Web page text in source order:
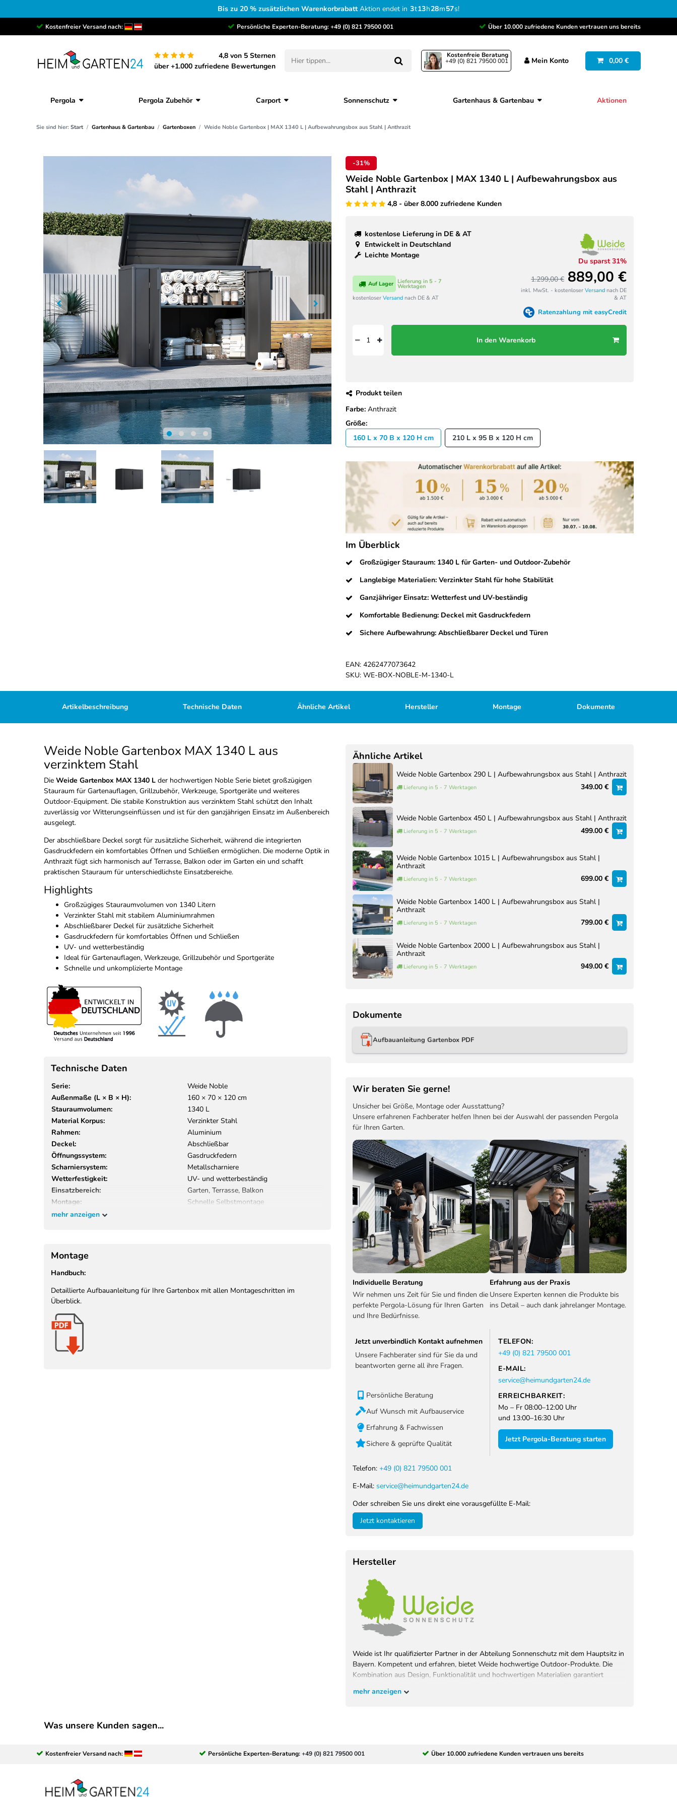
Bis zu 20 % zusätzlichen WarenkorbrabattAktion endet in 3t13h28m56s!
Kostenfreier Versand nach: Persönliche Experten-Beratung:+49 (0) 821 79500 001 Über 10.000 zufriedene Kunden vertrauen uns bereits
4,8 von 5 Sternen
über +1.000 zufriedene Bewertungen
Kostenfreie Beratung
+49 (0) 821 79500 001 Mein Konto 0,00 €
Pergola Pergola Zubehör Carport Sonnenschutz Gartenhaus & Gartenbau Aktionen
Sie sind hier: Start Gartenhaus & Gartenbau Gartenboxen Weide Noble Gartenbox | MAX 1340 L | Aufbewahrungsbox aus Stahl | Anthrazit
-31%
Weide Noble Gartenbox | MAX 1340 L | Aufbewahrungsbox aus
Stahl | Anthrazit
4,8 - über 8.000 zufriedene Kunden
kostenlose Lieferung in DE & AT
Entwickelt in Deutschland
Leichte Montage
Lieferung in 5 - 7
Werktagen
Auf Lager
kostenloser Versand nach DE & AT
Du sparst 31%
1.299,00 € 889,00 €
inkl. MwSt. - kostenloser Versand nach DE
& AT
Ratenzahlung mit easyCredit
In den Warenkorb
Produkt teilen
Farbe: Anthrazit
Größe:
160 L x 70 B x 120 H cm
210 L x 95 B x 120 H cm
Im Überblick
Großzügiger Stauraum: 1340 L für Garten- und Outdoor-Zubehör
Langlebige Materialien: Verzinkter Stahl für hohe Stabilität
Ganzjähriger Einsatz: Wetterfest und UV-beständig
Komfortable Bedienung: Deckel mit Gasdruckfedern
Sichere Aufbewahrung: Abschließbarer Deckel und Türen
EAN: 4262477073642
SKU: WE-BOX-NOBLE-M-1340-L
Artikelbeschreibung Technische Daten Ähnliche Artikel Hersteller Montage Dokumente
Weide Noble Gartenbox MAX 1340 L aus
verzinktem Stahl
Die Weide Gartenbox MAX 1340 L der hochwertigen Noble Serie bietet großzügigen
Stauraum für Gartenauflagen, Grillzubehör, Werkzeuge, Sportgeräte und weiteres
Outdoor-Equipment. Die stabile Konstruktion aus verzinktem Stahl schützt den Inhalt
zuverlässig vor Witterungseinflüssen und ist für den ganzjährigen Einsatz im Außenbereich
ausgelegt.
Der abschließbare Deckel sorgt für zusätzliche Sicherheit, während die integrierten
Gasdruckfedern ein komfortables Öffnen und Schließen ermöglichen. Die moderne Optik in
Anthrazit fügt sich harmonisch auf Terrasse, Balkon oder im Garten ein und schafft
praktischen Stauraum für unterschiedlichste Einsatzbereiche.
Highlights
Großzügiges Stauraumvolumen von 1340 Litern
Verzinkter Stahl mit stabilem Aluminiumrahmen
Abschließbarer Deckel für zusätzliche Sicherheit
Gasdruckfedern für komfortables Öffnen und Schließen
UV- und wetterbeständig
Ideal für Gartenauflagen, Werkzeuge, Grillzubehör und Sportgeräte
Schnelle und unkomplizierte Montage
Technische Daten
Serie:
Weide Noble
Außenmaße (L × B × H):
160 × 70 × 120 cm
Stauraumvolumen:
1340 L
Material Korpus:
Verzinkter Stahl
Rahmen:
Aluminium
Deckel:
Abschließbar
Öffnungssystem:
Gasdruckfedern
Scharniersystem:
Metallscharniere
Wetterfestigkeit:
UV- und wetterbeständig
Einsatzbereich:
Garten, Terrasse, Balkon
Montage:
Schnelle Selbstmontage
mehr anzeigen
Montage
Handbuch:
Detaillierte Aufbauanleitung für Ihre Gartenbox mit allen Montageschritten im
Überblick.
Ähnliche Artikel
Weide Noble Gartenbox 290 L | Aufbewahrungsbox aus Stahl | Anthrazit
Lieferung in 5 - 7 Werktagen 349.00 €
Weide Noble Gartenbox 450 L | Aufbewahrungsbox aus Stahl | Anthrazit
Lieferung in 5 - 7 Werktagen 499.00 €
Weide Noble Gartenbox 1015 L | Aufbewahrungsbox aus Stahl |
Anthrazit
Lieferung in 5 - 7 Werktagen 699.00 €
Weide Noble Gartenbox 1400 L | Aufbewahrungsbox aus Stahl |
Anthrazit
Lieferung in 5 - 7 Werktagen 799.00 €
Weide Noble Gartenbox 2000 L | Aufbewahrungsbox aus Stahl |
Anthrazit
Lieferung in 5 - 7 Werktagen 949.00 €
Dokumente
Aufbauanleitung Gartenbox PDF
Wir beraten Sie gerne!
Unsicher bei Größe, Montage oder Ausstattung?
Unsere erfahrenen Fachberater helfen Ihnen bei der Auswahl der passenden Pergola
für Ihren Garten.
Individuelle Beratung
Wir nehmen uns Zeit für Sie und finden die
perfekte Pergola-Lösung für Ihren Garten
und Ihre Bedürfnisse.
Erfahrung aus der Praxis
Unsere Experten kennen die Produkte bis
ins Detail – auch dank jahrelanger Montage.
Jetzt unverbindlich Kontakt aufnehmen
Unsere Fachberater sind für Sie da und
beantworten gerne all ihre Fragen.
Persönliche Beratung
Auf Wunsch mit Aufbauservice
Erfahrung & Fachwissen
Sichere & geprüfte Qualität
TELEFON:
+49 (0) 821 79500 001
E-MAIL:
service@heimundgarten24.de
ERREICHBARKEIT:
Mo – Fr 08:00–12:00 Uhr
und 13:00–16:30 Uhr
Jetzt Pergola-Beratung starten
Telefon: +49 (0) 821 79500 001
E-Mail: service@heimundgarten24.de
Oder schreiben Sie uns direkt eine vorausgefüllte E-Mail:
Jetzt kontaktieren
Hersteller
Weide ist Ihr qualifizierter Partner in der Abteilung Sonnenschutz mit dem Hauptsitz in
Bayern. Kompetent und erfahren, bietet Weide hochwertige Outdoor-Produkte. Die
Kombination aus Design, Funktionalität und hochwertigen Materialien garantiert
wollen und überzeugen Sie sich selbst.
86462
Langweid am Lech Deutschland
mehr anzeigen
Was unsere Kunden sagen...
Kostenfreier Versand nach: Persönliche Experten-Beratung:+49 (0) 821 79500 001 Über 10.000 zufriedene Kunden vertrauen uns bereits